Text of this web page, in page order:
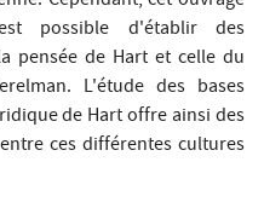
possible d'établir des
pensée de Hart et celle du
L'étude des bases
de Hart offre ainsi des
ces différentes cultures